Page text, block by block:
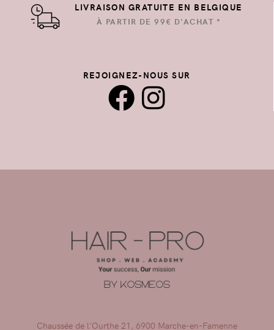
LIVRAISON GRATUITE EN BELGIQUE
À PARTIR DE 99€ D'ACHAT *
REJOIGNEZ-NOUS SUR
Chaussée de l'Ourthe 21, 6900 Marche-en-Famenne